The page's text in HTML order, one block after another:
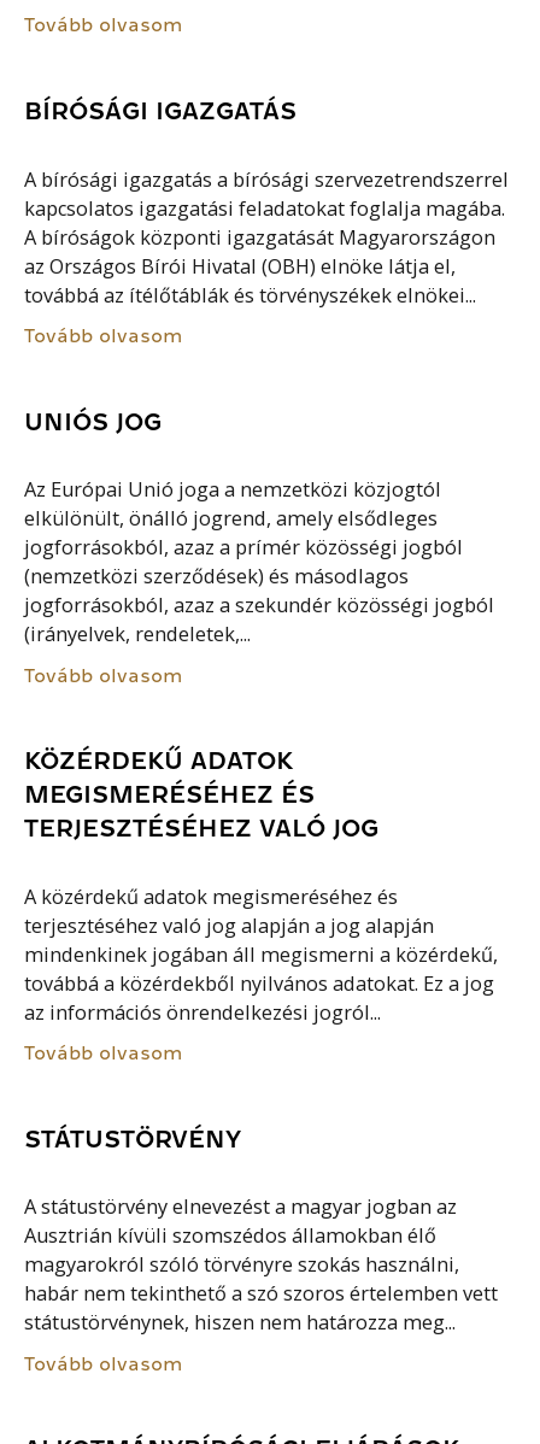
Tovább olvasom
BÍRÓSÁGI IGAZGATÁS
A bírósági igazgatás a bírósági szervezetrendszerrel
kapcsolatos igazgatási feladatokat foglalja magába.
A bíróságok központi igazgatását Magyarországon
az Országos Bírói Hivatal (OBH) elnöke látja el,
továbbá az ítélőtáblák és törvényszékek elnökei...
Tovább olvasom
UNIÓS JOG
Az Európai Unió joga a nemzetközi közjogtól
elkülönült, önálló jogrend, amely elsődleges
jogforrásokból, azaz a prímér közösségi jogból
(nemzetközi szerződések) és másodlagos
jogforrásokból, azaz a szekundér közösségi jogból
(irányelvek, rendeletek,...
Tovább olvasom
KÖZÉRDEKŰ ADATOK
MEGISMERÉSÉHEZ ÉS
TERJESZTÉSÉHEZ VALÓ JOG
A közérdekű adatok megismeréséhez és
terjesztéséhez való jog alapján a jog alapján
mindenkinek jogában áll megismerni a közérdekű,
továbbá a közérdekből nyilvános adatokat. Ez a jog
az információs önrendelkezési jogról...
Tovább olvasom
STÁTUSTÖRVÉNY
A státustörvény elnevezést a magyar jogban az
Ausztrián kívüli szomszédos államokban élő
magyarokról szóló törvényre szokás használni,
habár nem tekinthető a szó szoros értelemben vett
státustörvénynek, hiszen nem határozza meg...
Tovább olvasom